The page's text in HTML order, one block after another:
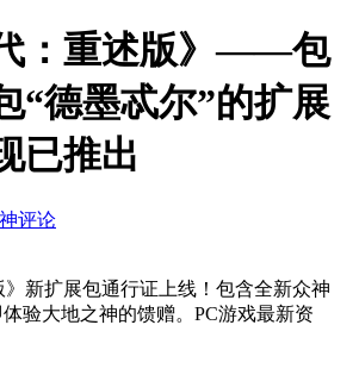
代：重述版》——包
“德墨忒尔”的扩展
已推出
神评论
》新扩展包通行证上线！包含全新众神
验大地之神的馈赠。PC游戏最新资